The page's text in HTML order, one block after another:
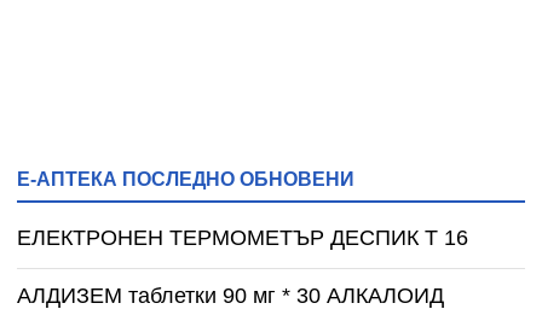
Е-АПТЕКА ПОСЛЕДНО ОБНОВЕНИ
ЕЛЕКТРОНЕН ТЕРМОМЕТЪР ДЕСПИК T 16
АЛДИЗЕМ таблетки 90 мг * 30 АЛКАЛОИД